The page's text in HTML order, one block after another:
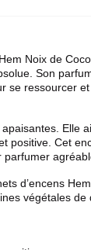
Hem Noix de
Son
se ressourcer
Elle
positive. Cet
d’encens Hem
végétales